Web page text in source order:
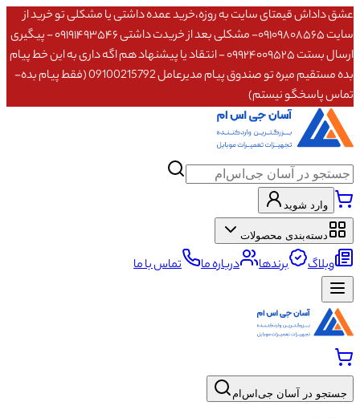
عشق داداش قیمتای سایت به روزه،خرید عمده داشتی یا مشکلی تو خرید از
سایت ۰۹۱۰۹۸۰۸۵۶۵- مشکلی بعد از خریدت داشتی ۰۹۱۹۱۴۹۳۵۴۶ - پیگیری
ارسال بستت ۰۹۹۲۴۰۰۹۵۲۵ - انتقاد یا پیشنهاد هم اگه داری به این خط پیام
بده مستقیم میره تو صندوق پیام مدیرعامل 09100215792 (فقط پیام بده-
تماس پاسخگو نیستم)
وارد شوید
دسته‌بندی محصولات
وبلاگ برندها درباره ما تماس با ما
جستجو در آسان جی‌اس‌ام